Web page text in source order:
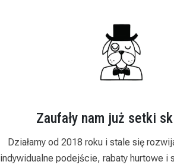
Zaufały nam już setki
Działamy od 2018 roku i stale się
indywidualne podejście, rabaty hurtowe i